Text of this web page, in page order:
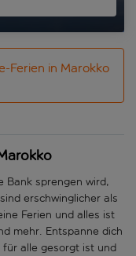
Ferien in Marokko
Bank sprengen wird,
erschwinglicher als
Ferien und alles ist
mehr. Entspanne dich
für alle gesorgt ist und